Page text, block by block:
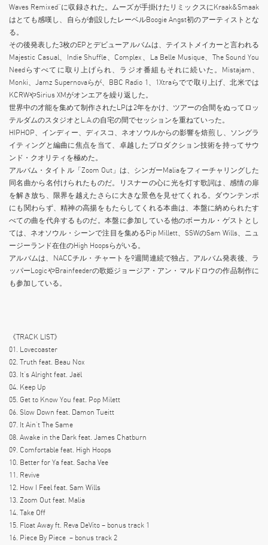
Waves Remixed”に収録された。ムーズが手掛けたリミックスにKraak&Smaak
はとても感嘆し、自らが創設したレーベルBoogie Angst初のアーティストとな
る。
その後発表した3枚のEPとデビューアルバムは、テイストメイカーと言われる
Majestic Casual、Indie Shuffle、Complex、La Belle Musique、The Sound You
Needらすべてに取り上げられ、ラジオ番組もそれに続いた。Mistajam、
Monki、Jamz Supernovaらが、BBC Radio 1、1Xtraらでで取り上げ、北米では
KCRWやSirius XMがオンエアを繰り返した。
世界中の才能を集めて制作されたLPは2年をかけ、ツアーの合間をぬってロッ
テルダムのスタジオとL.A.の自宅の間でセッションを重ねていった。
HIPHOP、インディー、ディスコ、ネオソウルからの影響を焙煎し、ソングラ
イティングと編曲に焦点を当て、卓越したプロダクション技術を持ってサウ
ンド・クオリティを極めた。
アルバム・タイトル「Zoom Out」は、シンガーMaliaをフィーチャリングした
同名曲から名付けられたものだ。リスナーの心に光を灯す歌詞は、感情の扉
を解き放ち、限界を越えたさらに大きな景色を見せてくれる。ダウンテンポ
にも関わらず、精神の高揚をもたらしてくれる本曲は、本盤に納められたす
べての曲を代弁するものだ。本盤に参加している他のボーカル・ゲストとし
ては、ネオソウル・シーンで注目を集めるPip Millett、SSWのSam Wills、ニュ
ージーランド在住のHigh Hoopsらがいる。
アルバムは、NACCチル・チャートを9週間連続で独占。アルバム発表後、ラ
ッパーLogicやBrainfeederの歌姫ジョージア・アン・マルドロウの作品制作に
も参加している。
《TRACK LIST》
01. Lovecoaster
02. Truth feat. Beau Nox
03. It’s Alright feat. Jaël
04. Keep Up
05. Get to Know You feat. Pop Milett
06. Slow Down feat. Damon Tueitt
07. It Ain’t The Same
08. Awake in the Dark feat. James Chatburn
09. Comfortable feat. High Hoops
10. Better for Ya feat. Sacha Vee
11. Revive
12. How I Feel feat. Sam Wills
13. Zoom Out feat. Malia
14. Take Off
15. Float Away ft. Reva DeVito – bonus track 1
16. Piece By Piece – bonus track 2